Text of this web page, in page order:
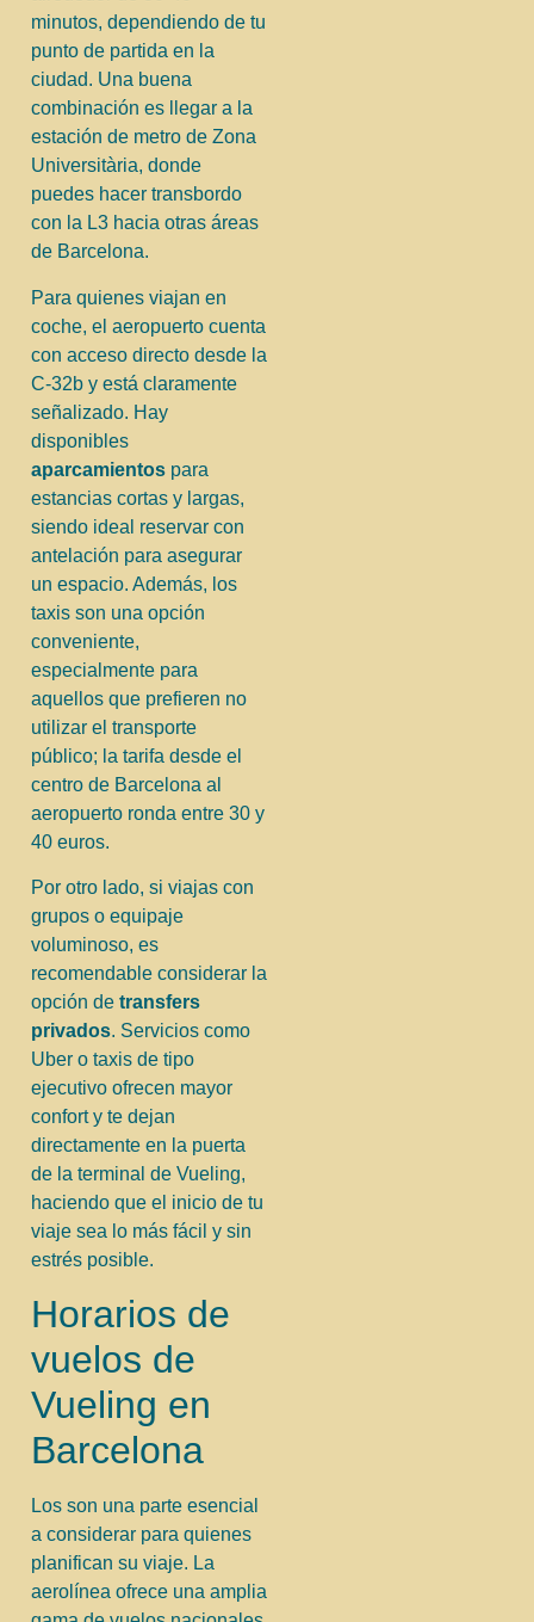
minutos, dependiendo de tu
punto de partida en la
ciudad. Una buena
combinación es llegar a la
estación de metro de Zona
Universitària, donde
puedes hacer transbordo
con la L3 hacia otras áreas
de Barcelona.
Para quienes viajan en
coche, el aeropuerto cuenta
con acceso directo desde la
C-32b y está claramente
señalizado. Hay
disponibles
aparcamientos para
estancias cortas y largas,
siendo ideal reservar con
antelación para asegurar
un espacio. Además, los
taxis son una opción
conveniente,
especialmente para
aquellos que prefieren no
utilizar el transporte
público; la tarifa desde el
centro de Barcelona al
aeropuerto ronda entre 30 y
40 euros.
Por otro lado, si viajas con
grupos o equipaje
voluminoso, es
recomendable considerar la
opción de transfers
privados. Servicios como
Uber o taxis de tipo
ejecutivo ofrecen mayor
confort y te dejan
directamente en la puerta
de la terminal de Vueling,
haciendo que el inicio de tu
viaje sea lo más fácil y sin
estrés posible.
Horarios de
vuelos de
Vueling en
Barcelona
Los son una parte esencial
a considerar para quienes
planifican su viaje. La
aerolínea ofrece una amplia